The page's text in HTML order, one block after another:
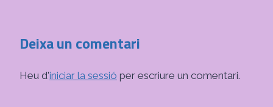
Deixa un comentari
Heu d'iniciar la sessió per escriure un comentari.